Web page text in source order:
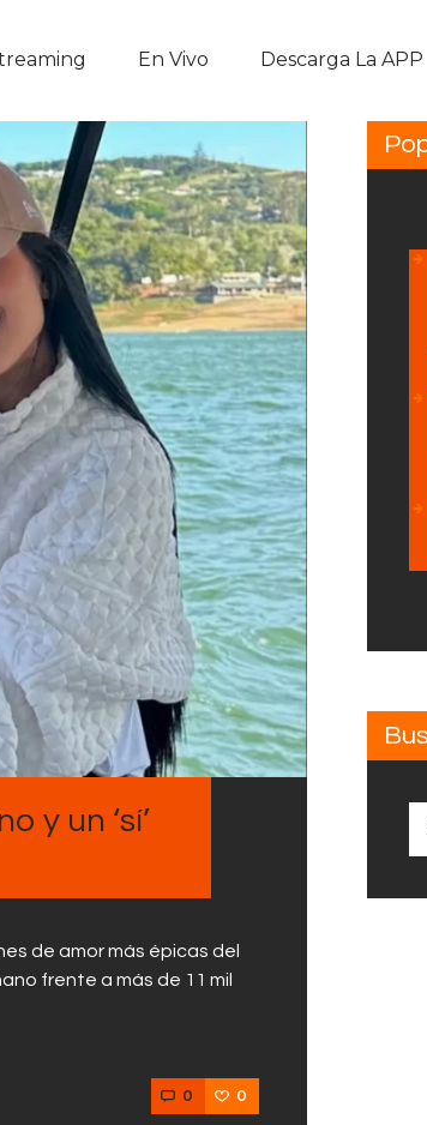
En Vivo Descarga La APP
y un ‘sí’
de amor más épicas del
frente a más de 11 mil
0 0